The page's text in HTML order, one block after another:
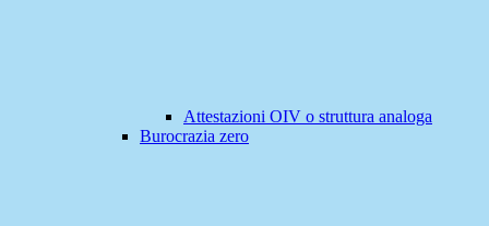
Attestazioni OIV o struttura analoga
Burocrazia zero